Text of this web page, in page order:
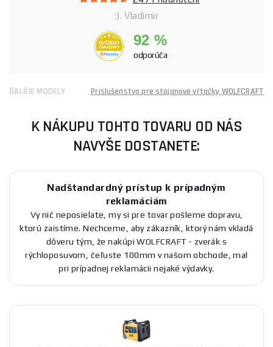
:). Vladimir
92 %
odporúča
ĎALŠIE MODELY Príslušenstvo pre stojanové vŕtačky WOLFCRAFT
K NÁKUPU TOHTO TOVARU OD NÁS
NAVYŠE DOSTANETE:
Nadštandardný prístup k prípadným
reklamáciám
Vy nič neposielate, my si pre tovar pošleme dopravu,
ktorú zaistíme. Nechceme, aby zákazník, ktorý nám vkladá
dôveru tým, že nakúpi WOLFCRAFT - zverák s
rýchloposuvom, čeľuste 100mm v našom obchode, mal
pri prípadnej reklamácii nejaké výdavky.